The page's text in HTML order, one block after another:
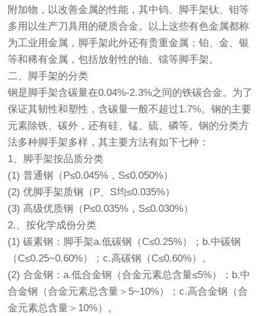
附加物，以改善金属的性能，其中钨、脚手架钛、钼等
多用以生产刀具用的硬质合金。以上这些有色金属都称
为工业用金属，脚手架此外还有贵重金属：铂、金、银
等和稀有金属，包括放射性的铀、镭等脚手架。
二、脚手架的分类
钢是脚手架含碳量在0.04%-2.3%之间的铁碳合金。为了
保证其韧性和塑性，含碳量一般不超过1.7%。钢的主要
元素除铁、碳外，还有硅、锰、硫、磷等。钢的分类方
法多种脚手架多样，其主要方法有如下七种：
1、脚手架按品质分类
(1) 普通钢（P≤0.045%，S≤0.050%）
(2) 优脚手架质钢（P、S均≤0.035%）
(3) 高级优质钢（P≤0.035%，S≤0.030%）
2.、按化学成份分类
(1) 碳素钢：脚手架a.低碳钢（C≤0.25%）；b.中碳钢
（C≤0.25~0.60%）；c.高碳钢（C≤0.60%）。
(2) 合金钢：a.低合金钢（合金元素总含量≤5%）；b.中
合金钢（合金元素总含量＞5~10%）；c.高合金钢（合
金元素总含量＞10%）。